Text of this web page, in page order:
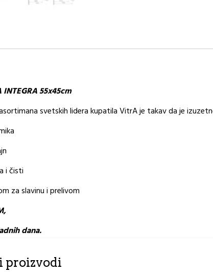
55x45cm
svetskih lidera kupatila VitrA je takav da je
i čisti
za slavinu i prelivom
dana.
proizvodi